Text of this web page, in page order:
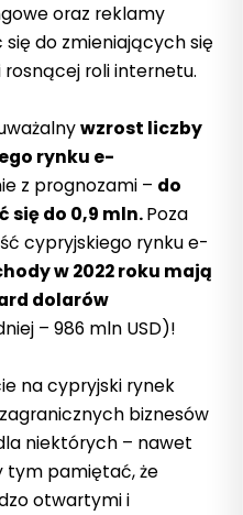
oraz reklamy
do zmieniających się
roli internetu.
wzrost liczby
rynku e-
z prognozami – do
się do 0,9 mln.Poza
cypryjskiego rynku e-
w 2022 roku mają
dolarów
– 986 mln USD)!
na cypryjski rynek
biznesów
niektórych – nawet
tym pamiętać, że
otwartymi i